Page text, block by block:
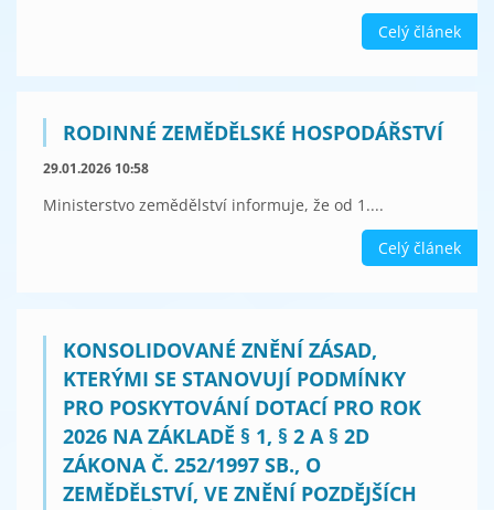
Celý článek
RODINNÉ ZEMĚDĚLSKÉ HOSPODÁŘSTVÍ
29.01.2026 10:58
Ministerstvo zemědělství informuje, že od 1....
Celý článek
KONSOLIDOVANÉ ZNĚNÍ ZÁSAD,
KTERÝMI SE STANOVUJÍ PODMÍNKY
PRO POSKYTOVÁNÍ DOTACÍ PRO ROK
2026 NA ZÁKLADĚ § 1, § 2 A § 2D
ZÁKONA Č. 252/1997 SB., O
ZEMĚDĚLSTVÍ, VE ZNĚNÍ POZDĚJŠÍCH